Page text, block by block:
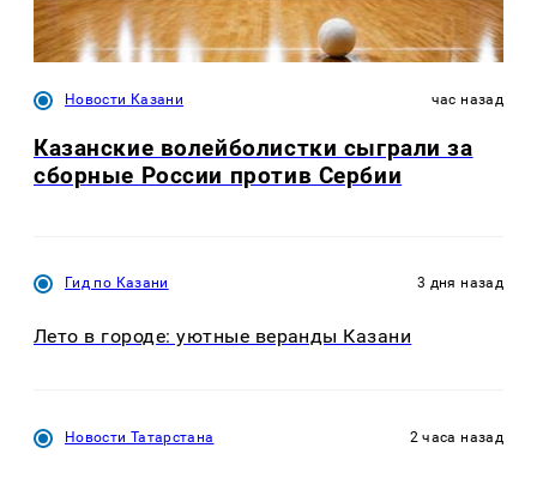
Новости Казани час назад
Казанские волейболистки сыграли за
сборные России против Сербии
Гид по Казани 3 дня назад
Лето в городе: уютные веранды Казани
Новости Татарстана 2 часа назад